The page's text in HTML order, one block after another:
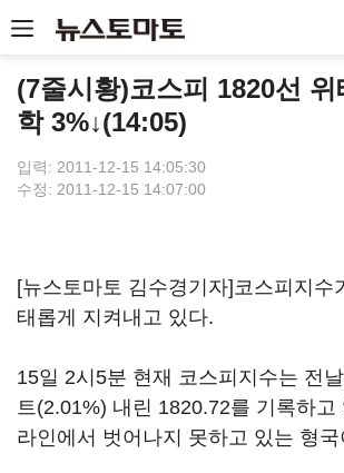
(7줄시황)코스피 1820선 위
학 3%↓(14:05)
입력: 2011-12-15 14:05:30
수정: 2011-12-15 14:07:00
[뉴스토마토 김수경기자]코스피지수
태롭게 지켜내고 있다.
15일 2시5분 현재 코스피지수는 전
트(2.01%) 내린 1820.72를 기록하고
라인에서 벗어나지 못하고 있는 형국